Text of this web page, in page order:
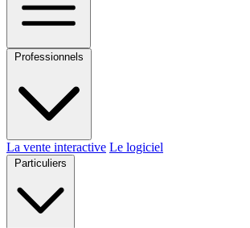
Professionnels
La vente interactive Le logiciel
Particuliers